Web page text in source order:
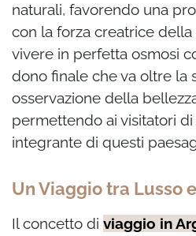
naturali, favorendo una
con la forza creatrice della
vivere in perfetta osmosi
dono finale che va oltre la
osservazione della
permettendo ai visitatori
integrante di questi
Un Viaggio tra Lusso
Il concetto di viaggio in